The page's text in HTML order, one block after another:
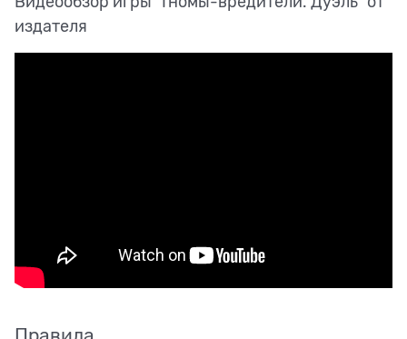
издателя